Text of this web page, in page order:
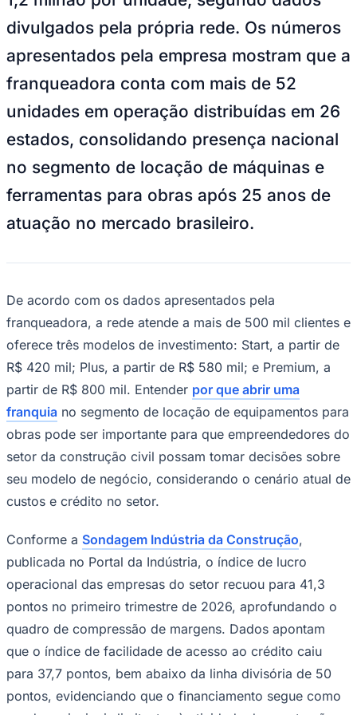
NBA
NFL
Fórmula 1
UFC
Tênis (ATP)
MLB
NHL
Atletismo
Vôlei
NBB
Competições de Futebol
Brasileirão Série A
Brasileirão Série B
Paulistão
Copa do Brasil
Sul-Americana
Premier League
La Liga
Bundesliga
Mundial 2026
Times - Ir direto
divulgados pela própria rede. Os números
apresentados pela empresa mostram que a
franqueadora conta com mais de 52
unidades em operação distribuídas em 26
estados, consolidando presença nacional
no segmento de locação de máquinas e
ferramentas para obras após 25 anos de
atuação no mercado brasileiro.
De acordo com os dados apresentados pela
franqueadora, a rede atende a mais de 500 mil clientes e
oferece três modelos de investimento: Start, a partir de
R$ 420 mil; Plus, a partir de R$ 580 mil; e Premium, a
partir de R$ 800 mil. Entender por que abrir uma
franquia no segmento de locação de equipamentos para
obras pode ser importante para que empreendedores do
setor da construção civil possam tomar decisões sobre
seu modelo de negócio, considerando o cenário atual de
custos e crédito no setor.
Conforme a Sondagem Indústria da Construção,
publicada no Portal da Indústria, o índice de lucro
operacional das empresas do setor recuou para 41,3
pontos no primeiro trimestre de 2026, aprofundando o
quadro de compressão de margens. Dados apontam
que o índice de facilidade de acesso ao crédito caiu
para 37,7 pontos, bem abaixo da linha divisória de 50
pontos, evidenciando que o financiamento segue como